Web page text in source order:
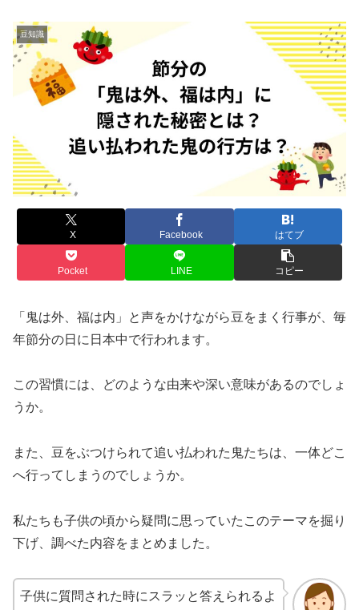
豆知識
X Facebook はてブ
Pocket LINE コピー
「鬼は外、福は内」と声をかけながら豆をまく行事が、毎
年節分の日に日本中で行われます。
この習慣には、どのような由来や深い意味があるのでしょ
うか。
また、豆をぶつけられて追い払われた鬼たちは、一体どこ
へ行ってしまうのでしょうか。
私たちも子供の頃から疑問に思っていたこのテーマを掘り
下げ、調べた内容をまとめました。
子供に質問された時にスラッと答えられるよ